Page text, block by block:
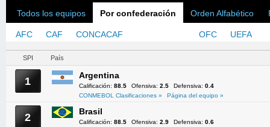
Todos los equipos Por confederación Orden Alfabético
AFC CAF CONCACAF OFC UEFA
SPI País
1 Argentina
Calificación: 88.5 Ofensiva: 2.5 Defensiva: 0.4
CONMEBOL Clasificaciones »
Página del equipo »
2 Brasil
Calificación: 88.5 Ofensiva: 2.9 Defensiva: 0.6